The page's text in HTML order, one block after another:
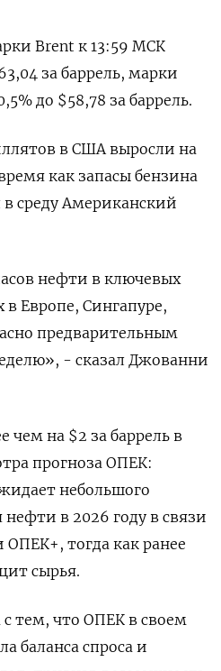
Brent к 13:59 МСК
за баррель, марки
до $58,78 за баррель.
в США выросли на
как запасы бензина
среду Американский
нефти в ключевых
Европе, Сингапуре,
предварительным
- сказал Джованни
чем на $2 за баррель в
прогноза ОПЕК:
небольшого
в 2026 году в связи
тогда как ранее
сырья.
с тем, что ОПЕК в своем
баланса спроса и